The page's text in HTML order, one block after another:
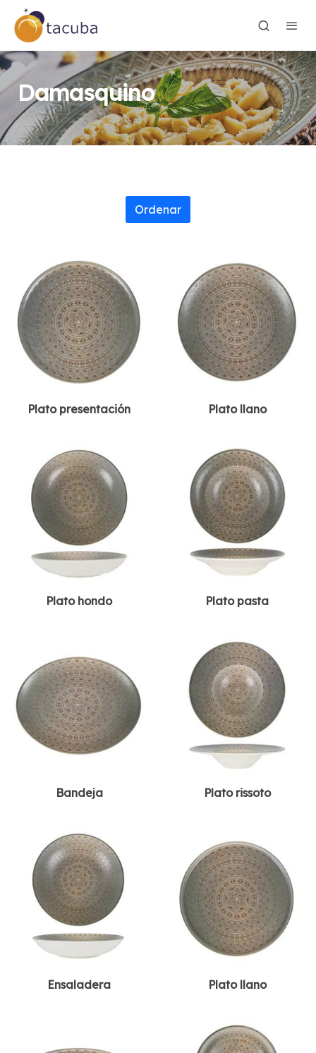
Damasquino
Ordenar
Plato presentación Plato llano
Plato hondo Plato pasta
Bandeja Plato rissoto
Ensaladera Plato llano